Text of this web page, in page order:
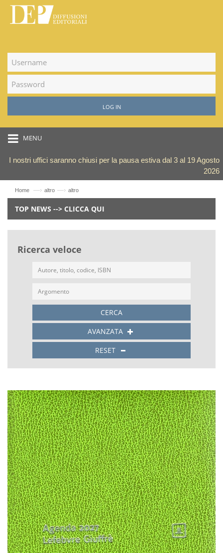
LOG IN
MENU
I nostri uffici saranno chiusi per la pausa estiva dal 3 al 19 Agosto
2026
Home —› altro —› altro
TOP NEWS --> CLICCA QUI
Ricerca veloce
CERCA
AVANZATA
RESET